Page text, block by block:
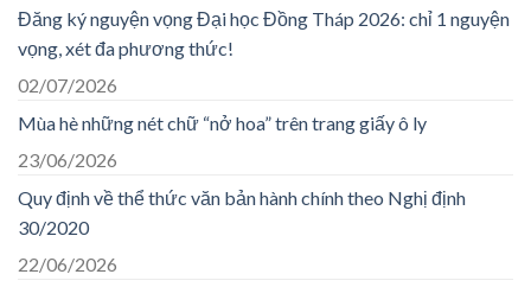
Đăng ký nguyện vọng Đại học Đồng Tháp 2026: chỉ 1 nguyện
vọng, xét đa phương thức!
02/07/2026
Mùa hè những nét chữ “nở hoa” trên trang giấy ô ly
23/06/2026
Quy định về thể thức văn bản hành chính theo Nghị định
30/2020
22/06/2026